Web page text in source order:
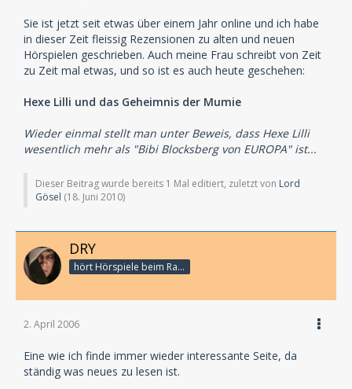
Sie ist jetzt seit etwas über einem Jahr online und ich habe
in dieser Zeit fleissig Rezensionen zu alten und neuen
Hörspielen geschrieben. Auch meine Frau schreibt von Zeit
zu Zeit mal etwas, und so ist es auch heute geschehen:
Hexe Lilli und das Geheimnis der Mumie
Wieder einmal stellt man unter Beweis, dass Hexe Lilli
wesentlich mehr als "Bibi Blocksberg von EUROPA" ist...
Dieser Beitrag wurde bereits 1 Mal editiert, zuletzt von Lord
Gösel (18. Juni 2010)
DRY
hört Hörspiele beim Rasenmähen
2. April 2006
Eine wie ich finde immer wieder interessante Seite, da
ständig was neues zu lesen ist.